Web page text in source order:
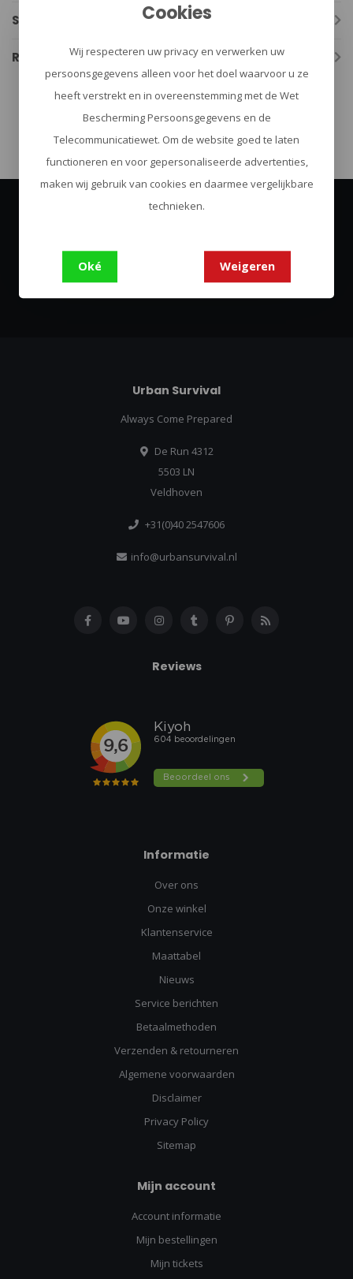
Specificaties
Reviews
Blijf op de hoogte over onze laatste acties
Abonneer
Urban Survival
Always Come Prepared
De Run 4312
5503 LN
Veldhoven
+31(0)40 2547606
info@urbansurvival.nl
Reviews
Informatie
Over ons
Onze winkel
Klantenservice
Maattabel
Nieuws
Service berichten
Betaalmethoden
Verzenden & retourneren
Algemene voorwaarden
Disclaimer
Privacy Policy
Sitemap
Mijn account
Account informatie
Mijn bestellingen
Mijn tickets
Cookies
Wij respecteren uw privacy en verwerken uw
persoonsgegevens alleen voor het doel waarvoor u ze
heeft verstrekt en in overeenstemming met de Wet
Bescherming Persoonsgegevens en de
Telecommunicatiewet. Om de website goed te laten
functioneren en voor gepersonaliseerde advertenties,
maken wij gebruik van cookies en daarmee vergelijkbare
technieken.
Oké Weigeren